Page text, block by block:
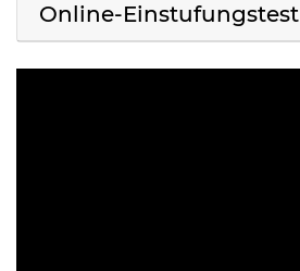
Online-Einstufungstest